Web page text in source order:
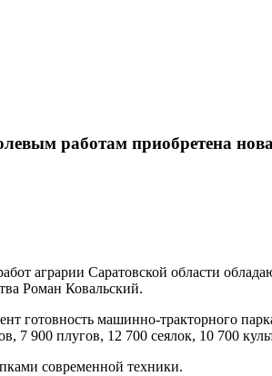
работам приобретена
аграрии Саратовской области
Роман Ковальский.
готовность машинно-тракторного
7 900 плугов, 12 700 сеялок, 10 700
современной техники.